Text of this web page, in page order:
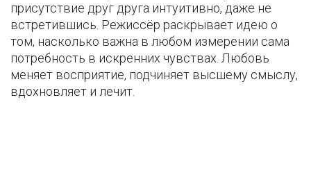
присутствие друг друга интуитивно, даже не
встретившись. Режиссёр раскрывает идею о
том, насколько важна в любом измерении сама
потребность в искренних чувствах. Любовь
меняет восприятие, подчиняет высшему смыслу,
вдохновляет и лечит.